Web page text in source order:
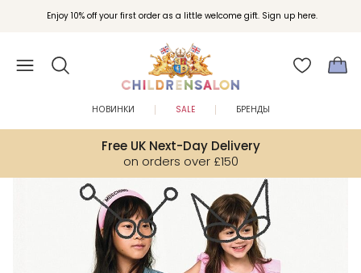
Enjoy 10% off your first order as a little welcome gift. Sign up here.
Вступайте в клуб Бонусы Childrensalon для эксклюзивных привилегий при
покупках.
Free UK Next-Day Delivery
on orders over £150
НОВИНКИ SALE БРЕНДЫ